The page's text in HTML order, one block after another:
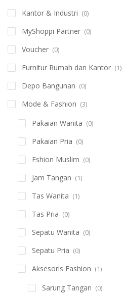
Kantor & Industri (0)
MyShoppi Partner (0)
Voucher (0)
Furnitur Rumah dan Kantor (1)
Depo Bangunan (0)
Mode & Fashion (3)
Pakaian Wanita (0)
Pakaian Pria (0)
Fshion Muslim (0)
Jam Tangan (1)
Tas Wanita (1)
Tas Pria (0)
Sepatu Wanita (0)
Sepatu Pria (0)
Aksesoris Fashion (1)
Sarung Tangan (0)